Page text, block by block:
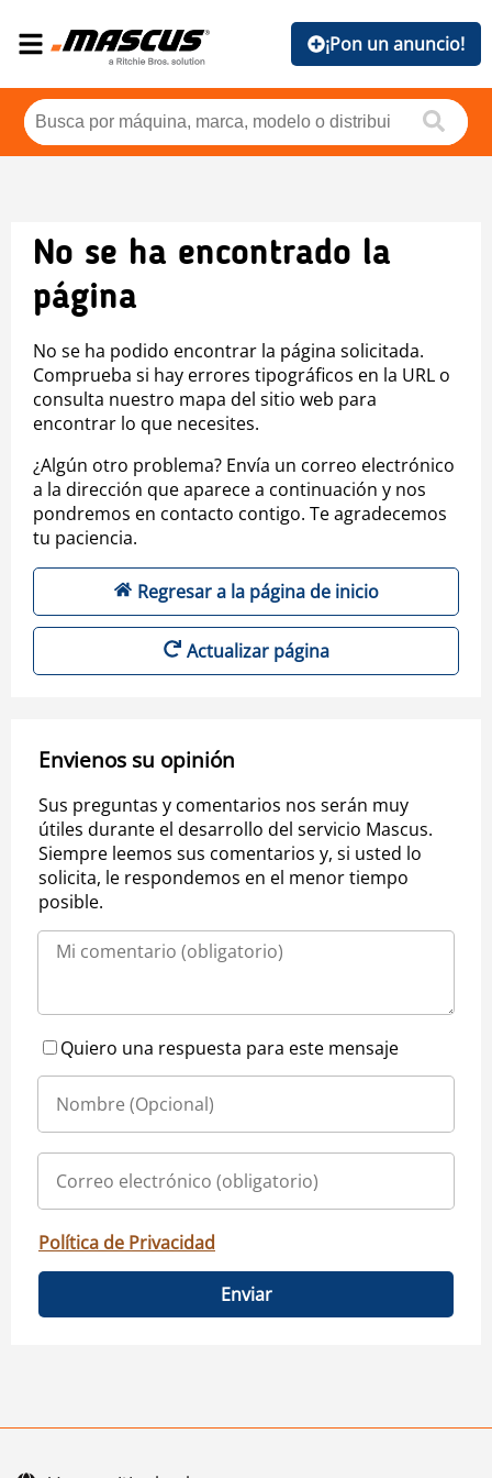
¡Pon un anuncio!
No se ha encontrado la
página
No se ha podido encontrar la página solicitada.
Comprueba si hay errores tipográficos en la URL o
consulta nuestro mapa del sitio web para
encontrar lo que necesites.
¿Algún otro problema? Envía un correo electrónico
a la dirección que aparece a continuación y nos
pondremos en contacto contigo. Te agradecemos
tu paciencia.
Regresar a la página de inicio
Actualizar página
Envienos su opinión
Sus preguntas y comentarios nos serán muy
útiles durante el desarrollo del servicio Mascus.
Siempre leemos sus comentarios y, si usted lo
solicita, le respondemos en el menor tiempo
posible.
Quiero una respuesta para este mensaje
Política de Privacidad
Enviar